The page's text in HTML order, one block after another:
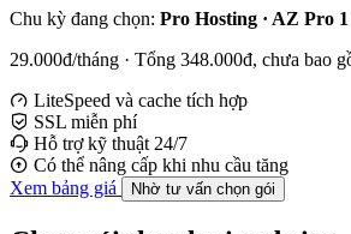
Chu kỳ đang chọn: Pro Hosting · AZ Pro 1
29.000đ/tháng · Tổng 348.000đ, chưa bao
LiteSpeed và cache tích hợp
SSL miễn phí
Hỗ trợ kỹ thuật 24/7
Có thể nâng cấp khi nhu cầu tăng
Xem bảng giá
Nhờ tư vấn chọn gói